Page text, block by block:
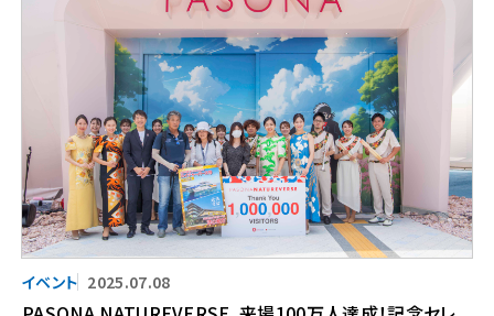
2025.07.08